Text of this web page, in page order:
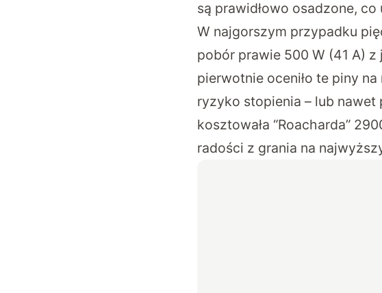
są prawidłowo osadzone,
W najgorszym przypadku
pobór prawie 500 W (41 A) z
pierwotnie oceniło te piny
ryzyko stopienia – lub nawet
kosztowała “Roacharda”
radości z grania na